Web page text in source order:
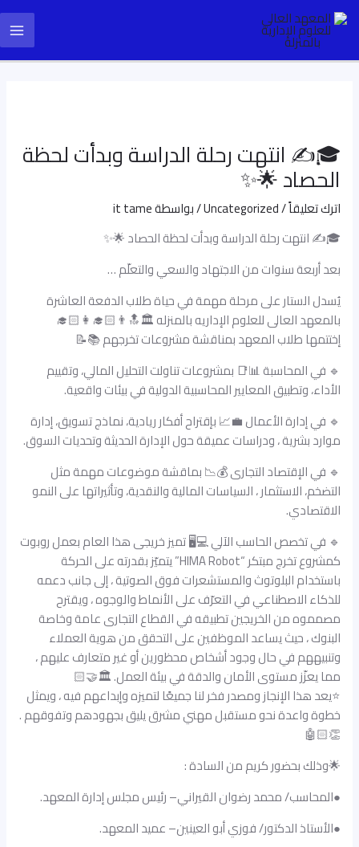
تخطي
إلى
المحتوى
🎓✍️ انتهت رحلة الدراسة وبدأت لحظة
الحصاد 🌟✨
اترك تعليقاً/
Uncategorized/ بواسطةit tame
🎓✍️ انتهت رحلة الدراسة وبدأت لحظة الحصاد 🌟✨
بعد أربعة سنوات من الاجتهاد والسعي والتعلّم …
يُسدل الستار على مرحلة مهمة في حياة طلاب الدفعة العاشرة
بالمعهد العالى للعلوم الإداريه بالمنزله 🏛🔝👨🏻‍🎓👩🏻‍🎓
إختتمها طلاب المعهد بمناقشة مشروعات تخرجهم 📚📝
🔹 في المحاسبة 📊📑 بمشروعات تناولت التحليل المالي، وتقييم
الأداء، وتطبيق المعايير المحاسبية الدولية في بيئات واقعية.
🔹 في إدارة الأعمال 💼📈 بإقتراح أفكار ريادية، نماذج تسويق، إدارة
موارد بشرية ، ودراسات عميقة حول الإدارة الحديثة وتحديات السوق.
🔹 في الإقتصاد التجارى 💰📉 بماقشة موضوعات مهمة مثل
التضخم، الاستثمار ، السياسات المالية والنقدية، وتأثيراتها على النمو
الاقتصادي.
🔹 في تخصص الحاسب الآلي 💻🖥️ تميز خريجى هذا العام بعمل روبوت
كمشروع تخرج مبتكر “HIMA Robot” يتميّز بقدرته على الحركة
باستخدام البلوتوث والمستشعرات فوق الصوتية ، إلى جانب دعمه
للذكاء الاصطناعي في التعرّف على الأنماط والوجوه ، ويقترح
مصمموه من الخريجين تطبيقه في القطاع التجارى عامة وخاصة
البنوك ، حيث يساعد الموظفين على التحقق من هوية العملاء
وتنبيههم في حال وجود أشخاص محظورين أو غير متعارف عليهم ،
مما يعزّز مستوى الأمان والدقة في بيئة العمل. 🏛🤝🏻
⭐️يعد هذا الإنجاز ومصدر فخر لنا جميعًا لتميزه وإبداعهم فيه ، ويمثل
خطوة واعدة نحو مستقبل مهني مشرق يليق بجهودهم وتفوقهم .
👏🏻🤖
🌟وذلك بحضور كريم من السادة :
●المحاسب/ محمد رضوان القيراني– رئيس مجلس إدارة المعهد.
●الأستاذ الدكتور/ فوزي أبو العينين– عميد المعهد.
Post
navigation